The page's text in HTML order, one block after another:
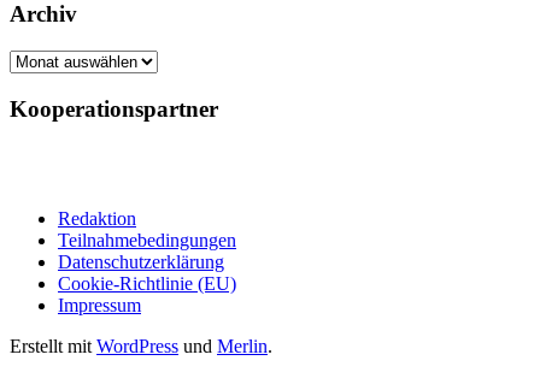
Archiv
Archiv
Kooperationspartner
Redaktion
Teilnahmebedingungen
Datenschutzerklärung
Cookie-Richtlinie (EU)
Impressum
Erstellt mit WordPress und Merlin.